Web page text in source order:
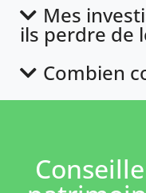
Mes
ils perdre de
Combien